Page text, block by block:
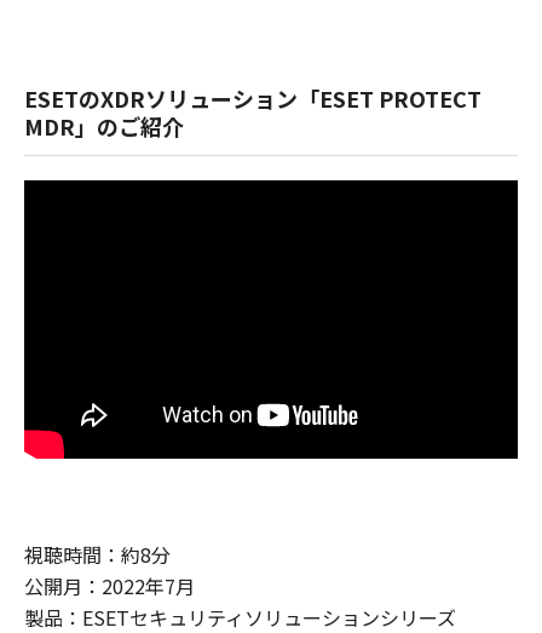
ESETのXDRソリューション「ESET PROTECT
MDR」のご紹介
視聴時間：約8分
公開月：2022年7月
製品：ESETセキュリティソリューションシリーズ